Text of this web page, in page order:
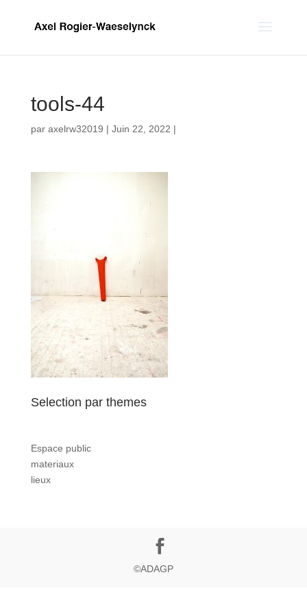
tools-44
par axelrw32019 | Juin 22, 2022 |
Selection par themes
Espace public
materiaux
lieux
©ADAGP